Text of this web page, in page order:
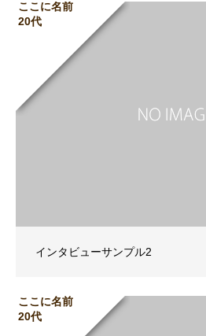
ここに名前
20代
インタビューサンプル2
ここに名前
20代